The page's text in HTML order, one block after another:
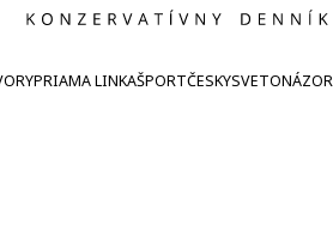
PRIAMA LINKAŠPORTČESKYSVETONÁZOR